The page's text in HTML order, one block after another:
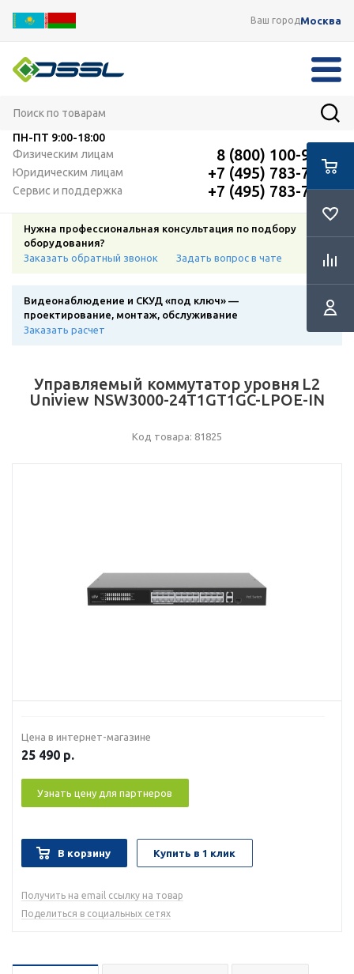
Ваш городМосква
ПН-ПТ 9:00-18:00
Физическим лицам
8 (800) 100-91-12
Юридическим лицам +7 (495) 783-72-87
Сервис и поддержка +7 (495) 783-72-87
Нужна профессиональная консультация по подбору
оборудования?
Заказать обратный звонок
Задать вопрос в чате
Видеонаблюдение и СКУД «под ключ» —
проектирование, монтаж, обслуживание
Заказать расчет
Управляемый коммутатор уровня L2
Uniview NSW3000-24T1GT1GC-LPOE-IN
Код товара: 81825
Цена в интернет-магазине
25 490 р.
Узнать цену для партнеров
В корзину Купить в 1 клик
Получить на email ссылку на товар
Поделиться в социальных сетях